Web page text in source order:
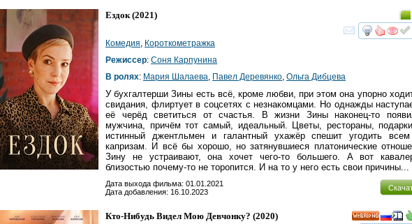
Ездок (2021)
Комедия Короткометражка
Режиссер: Соня Карпунина
В ролях: Мария Шалаева Павел Деревянко Ольга Дибцева
У бухгалтерши Зины есть всё, кроме любви, при этом она упорно
свидания, флиртует в соцсетях с незнакомцами. Но однажды
её черёд светиться от счастья. В жизни Зины наконец-то
мужчина, причём тот самый, идеальный. Цветы, рестораны,
истинный джентльмен и галантный ухажёр спешит угодить
капризам. И всё бы хорошо, но затянувшиеся платонические
Зину не устраивают, она хочет чего-то большего. А вот
близостью почему-то не торопится. И на то у него есть свои причины...
Дата выхода фильма: 01.01.2021
Дата добавления: 16.10.2023
Кто-Нибудь Видел Мою Девчонку? (2020)